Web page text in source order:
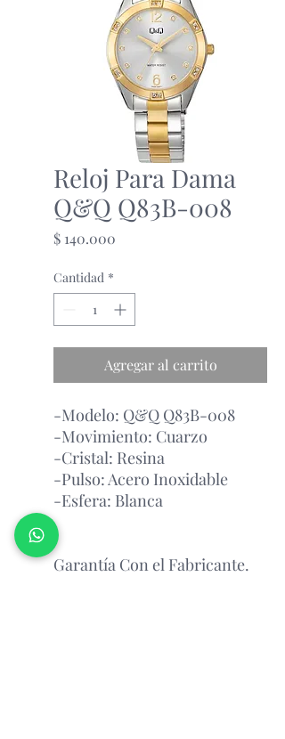
Reloj Para Dama
Q&Q Q83B-008
$ 140.000
Cantidad *
Agregar al carrito
-Modelo: Q&Q Q83B-008
-Movimiento: Cuarzo
-Cristal: Resina
-Pulso: Acero Inoxidable
-Esfera: Blanca
Garantía Con el Fabricante.